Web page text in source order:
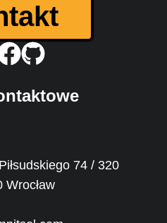
74 / 320
Wrocław